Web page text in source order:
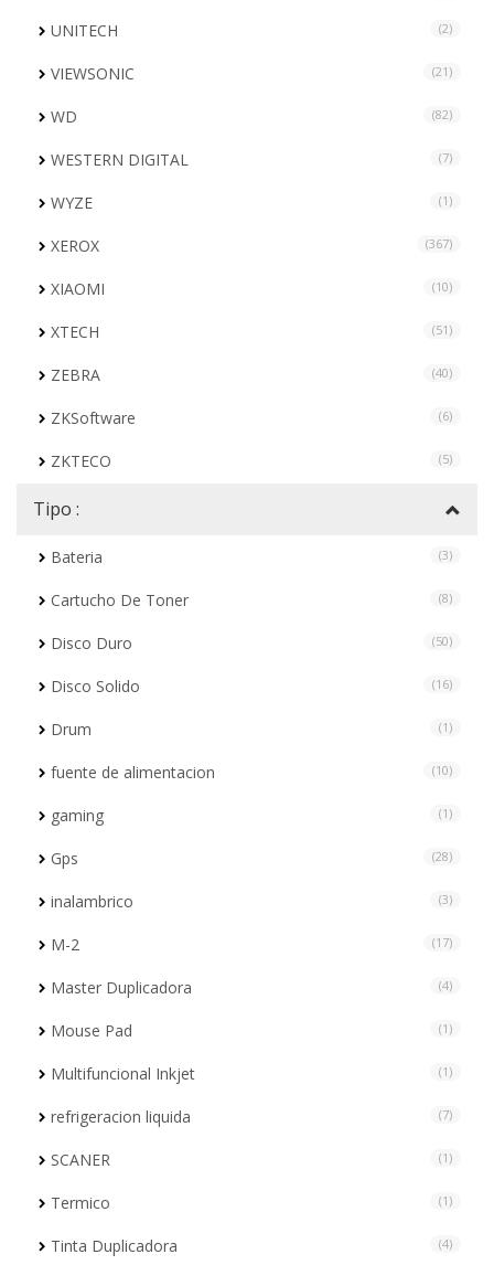
UNITECH (2)
VIEWSONIC (21)
WD (82)
WESTERN DIGITAL (7)
WYZE (1)
XEROX (367)
XIAOMI (10)
XTECH (51)
ZEBRA (40)
ZKSoftware (6)
ZKTECO (5)
Tipo :
Bateria (3)
Cartucho De Toner (8)
Disco Duro (50)
Disco Solido (16)
Drum (1)
fuente de alimentacion (10)
gaming (1)
Gps (28)
inalambrico (3)
M-2 (17)
Master Duplicadora (4)
Mouse Pad (1)
Multifuncional Inkjet (1)
refrigeracion liquida (7)
SCANER (1)
Termico (1)
Tinta Duplicadora (4)